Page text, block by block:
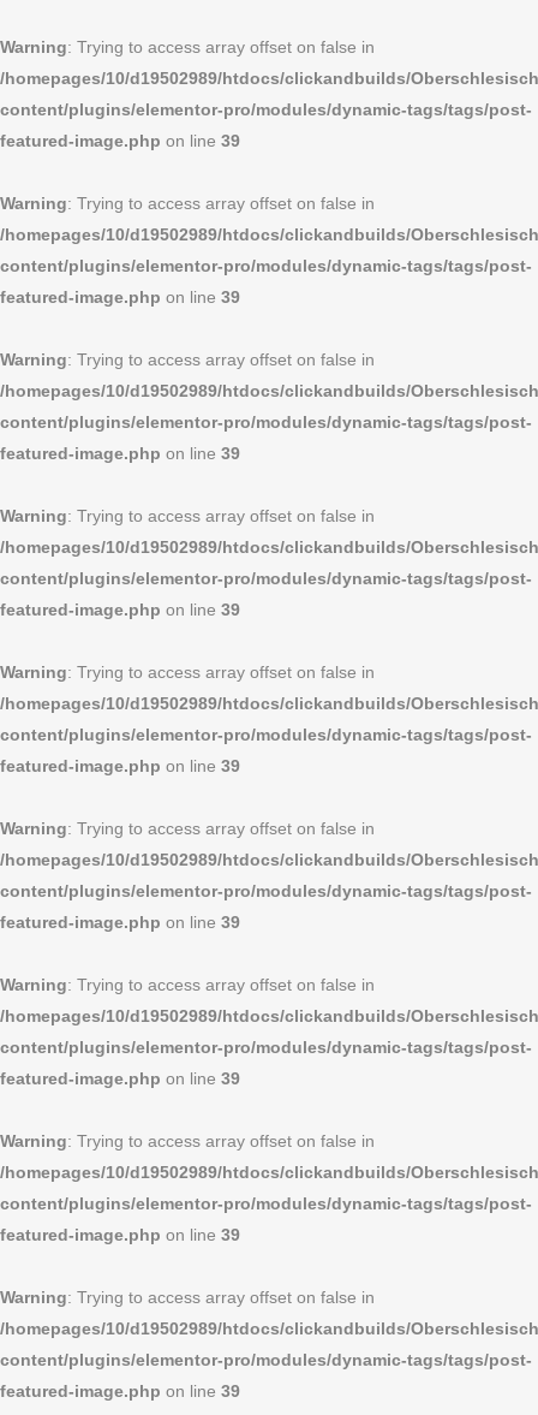
Warning: Trying to access array offset on false in
/homepages/10/d19502989/htdocs/clickandbuilds/
content/plugins/elementor-pro/modules/dynamic-tags/tags/post-
featured-image.php on line 39
Warning: Trying to access array offset on false in
/homepages/10/d19502989/htdocs/clickandbuilds/
content/plugins/elementor-pro/modules/dynamic-tags/tags/post-
featured-image.php on line 39
Warning: Trying to access array offset on false in
/homepages/10/d19502989/htdocs/clickandbuilds/
content/plugins/elementor-pro/modules/dynamic-tags/tags/post-
featured-image.php on line 39
Warning: Trying to access array offset on false in
/homepages/10/d19502989/htdocs/clickandbuilds/
content/plugins/elementor-pro/modules/dynamic-tags/tags/post-
featured-image.php on line 39
Warning: Trying to access array offset on false in
/homepages/10/d19502989/htdocs/clickandbuilds/
content/plugins/elementor-pro/modules/dynamic-tags/tags/post-
featured-image.php on line 39
Warning: Trying to access array offset on false in
/homepages/10/d19502989/htdocs/clickandbuilds/
content/plugins/elementor-pro/modules/dynamic-tags/tags/post-
featured-image.php on line 39
Warning: Trying to access array offset on false in
/homepages/10/d19502989/htdocs/clickandbuilds/
content/plugins/elementor-pro/modules/dynamic-tags/tags/post-
featured-image.php on line 39
Warning: Trying to access array offset on false in
/homepages/10/d19502989/htdocs/clickandbuilds/
content/plugins/elementor-pro/modules/dynamic-tags/tags/post-
featured-image.php on line 39
Warning: Trying to access array offset on false in
/homepages/10/d19502989/htdocs/clickandbuilds/
content/plugins/elementor-pro/modules/dynamic-tags/tags/post-
featured-image.php on line 39